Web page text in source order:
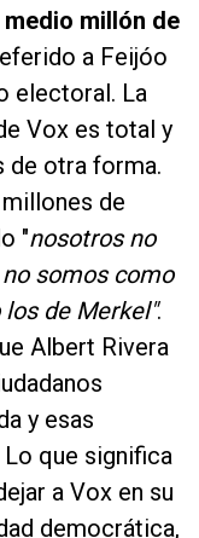
millón de
a Feijóo
electoral. La
Vox es total y
de otra forma.
de
"nosotros no
somos como
de Merkel".
Albert Rivera
y esas
Lo que significa
a Vox en su
democrática,